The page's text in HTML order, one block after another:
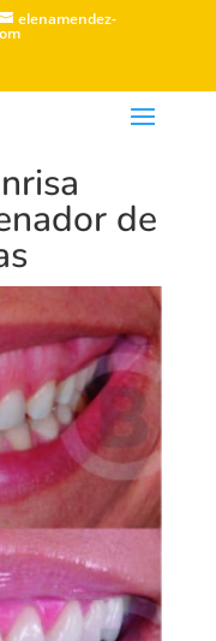
elenamendez-
de